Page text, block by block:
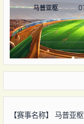
马普亚枢
【赛事名称】 马普亚